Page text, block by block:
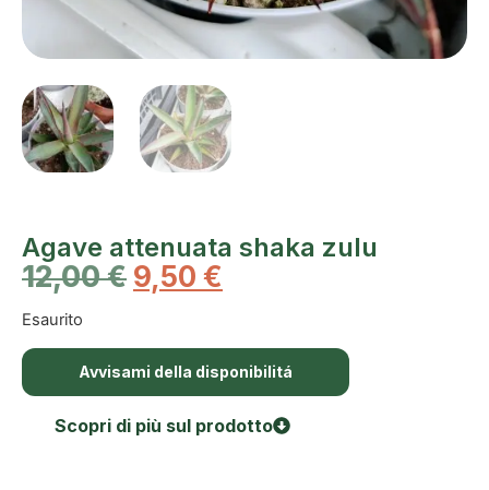
Agave attenuata shaka zulu
12,00€ 9,50 €
Esaurito
Avvisami della disponibilitá
Scopri di più sul prodotto